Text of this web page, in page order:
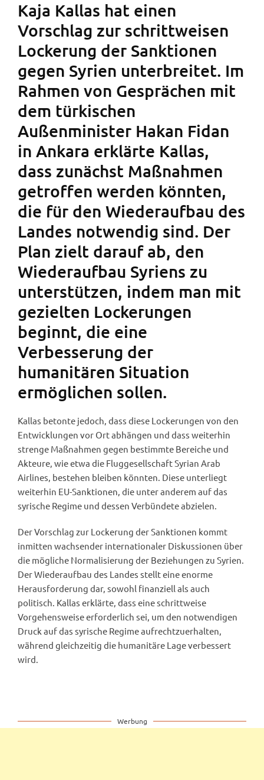
Kaja Kallas hat einen
Vorschlag zur schrittweisen
Lockerung der Sanktionen
gegen Syrien unterbreitet. Im
Rahmen von Gesprächen mit
dem türkischen
Außenminister Hakan Fidan
in Ankara erklärte Kallas,
dass zunächst Maßnahmen
getroffen werden könnten,
die für den Wiederaufbau des
Landes notwendig sind. Der
Plan zielt darauf ab, den
Wiederaufbau Syriens zu
unterstützen, indem man mit
gezielten Lockerungen
beginnt, die eine
Verbesserung der
humanitären Situation
ermöglichen sollen.
Kallas betonte jedoch, dass diese Lockerungen von den
Entwicklungen vor Ort abhängen und dass weiterhin
strenge Maßnahmen gegen bestimmte Bereiche und
Akteure, wie etwa die Fluggesellschaft Syrian Arab
Airlines, bestehen bleiben könnten. Diese unterliegt
weiterhin EU-Sanktionen, die unter anderem auf das
syrische Regime und dessen Verbündete abzielen.
Der Vorschlag zur Lockerung der Sanktionen kommt
inmitten wachsender internationaler Diskussionen über
die mögliche Normalisierung der Beziehungen zu Syrien.
Der Wiederaufbau des Landes stellt eine enorme
Herausforderung dar, sowohl finanziell als auch
politisch. Kallas erklärte, dass eine schrittweise
Vorgehensweise erforderlich sei, um den notwendigen
Druck auf das syrische Regime aufrechtzuerhalten,
während gleichzeitig die humanitäre Lage verbessert
wird.
Werbung